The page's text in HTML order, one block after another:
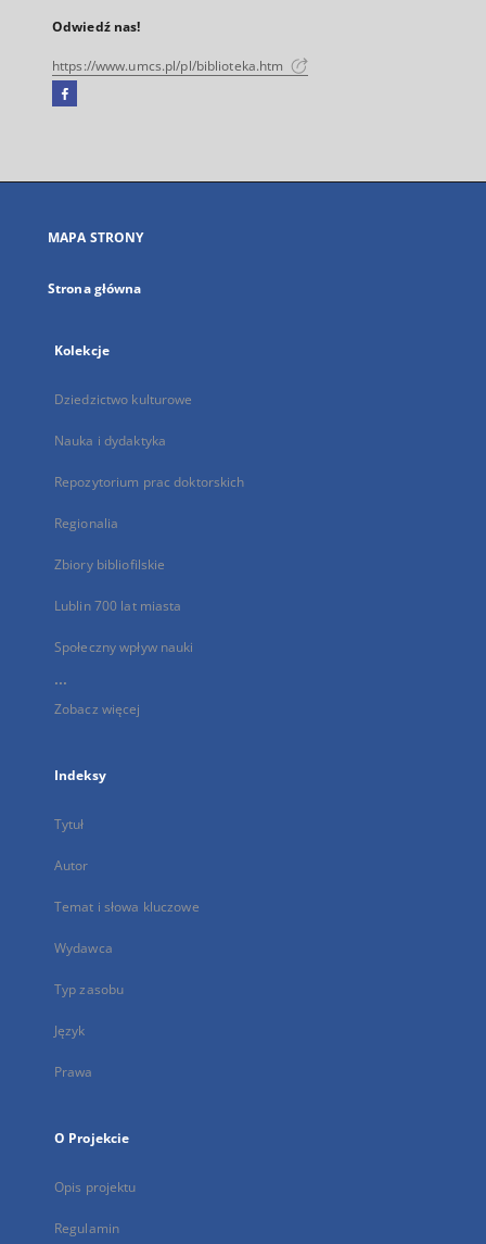
Odwiedź nas!
https://www.umcs.pl/pl/biblioteka.htm
Facebook
się
karcie
MAPA STRONY
Strona główna
Kolekcje
Dziedzictwo kulturowe
Nauka i dydaktyka
Repozytorium prac doktorskich
Regionalia
Zbiory bibliofilskie
Lublin 700 lat miasta
Społeczny wpływ nauki
...
Zobacz więcej
Indeksy
Tytuł
Autor
Temat i słowa kluczowe
Wydawca
Typ zasobu
Język
Prawa
O Projekcie
Opis projektu
Regulamin